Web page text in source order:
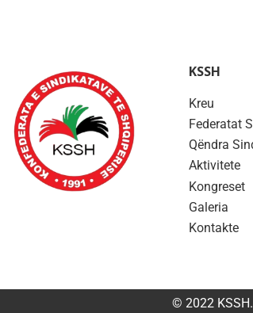
KSSH
Kreu
Federatat
Qëndra
Aktivitete
Kongreset
Galeria
Kontakte
© 2022